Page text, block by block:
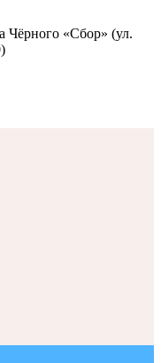
Чёрного «Сбор» (ул.